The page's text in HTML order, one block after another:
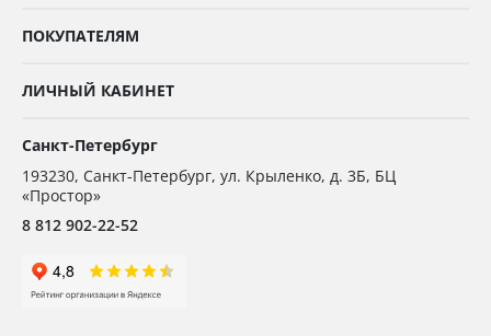
ПОКУПАТЕЛЯМ
ЛИЧНЫЙ КАБИНЕТ
Санкт-Петербург
193230, Санкт-Петербург, ул. Крыленко, д. 3Б, БЦ
«Простор»
8 812 902-22-52